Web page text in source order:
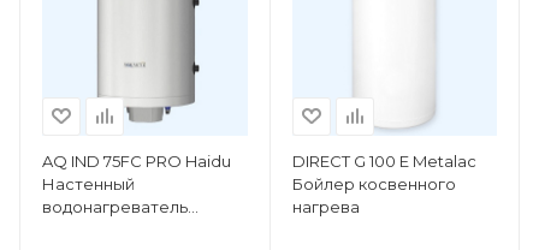
AQ IND 75FC PRO Haidu
Настенный
водонагреватель
DIRECT G 100 Е Metalac
Бойлер косвенного
нагрева